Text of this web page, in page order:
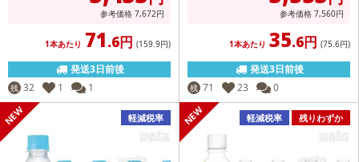
参考価格 7,672円
1本あたり 71.6円 (159.9円)
発送3日前後
残 32 1 1
参考価格 7,560円
1本あたり 35.6円 (75.6円)
発送3日前後
残 71 23 0
軽減税率 軽減税率 残りわずか